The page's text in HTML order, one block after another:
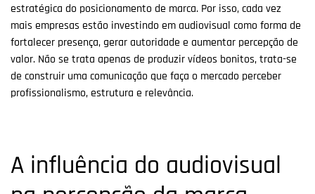
estratégica do posicionamento de marca. Por isso, cada vez
mais empresas estão investindo em audiovisual como forma de
fortalecer presença, gerar autoridade e aumentar percepção de
valor. Não se trata apenas de produzir vídeos bonitos, trata-se
de construir uma comunicação que faça o mercado perceber
profissionalismo, estrutura e relevância.
A influência do audiovisual